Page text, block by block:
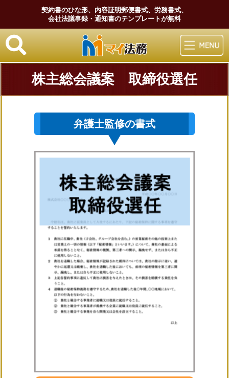
契約書のひな形、内容証明郵便書式、労務書式、
会社法議事録・通知書のテンプレートが無料
マイ法務
株主総会議案 取締役選任
弁護士監修の書式